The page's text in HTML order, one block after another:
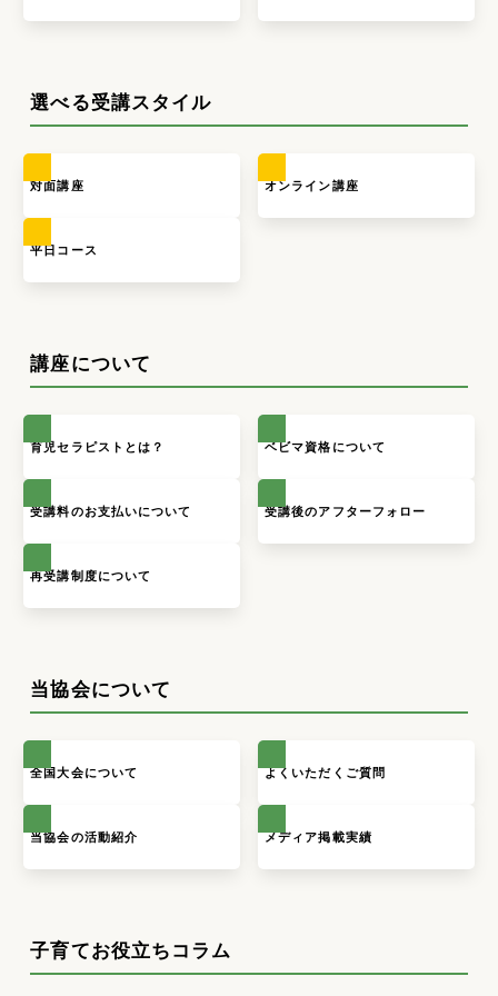
選べる受講スタイル
対面講座 オンライン講座
平日コース
講座について
育児セラピストとは？ ベビマ資格について
受講料のお支払いについて 受講後のアフターフォロー
再受講制度について
当協会について
全国大会について よくいただくご質問
当協会の活動紹介 メディア掲載実績
子育てお役立ちコラム